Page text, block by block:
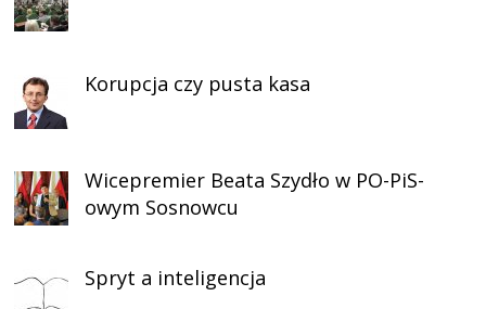
Korupcja czy pusta kasa
Wicepremier Beata Szydło w PO-PiS-
owym Sosnowcu
Spryt a inteligencja